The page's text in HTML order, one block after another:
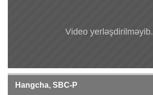
Video yerləşdirilməyib.
Hangcha, SBC-P